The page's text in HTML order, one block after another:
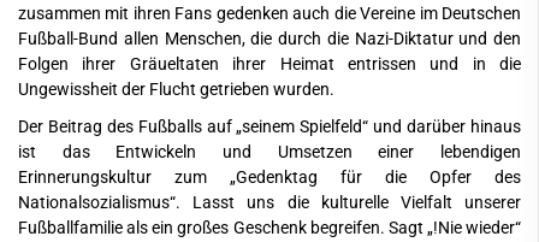
zusammen mit ihren Fans gedenken auch die Vereine im Deutschen
Fußball-Bund allen Menschen, die durch die Nazi-Diktatur und den
Folgen ihrer Gräueltaten ihrer Heimat entrissen und in die
Ungewissheit der Flucht getrieben wurden.
Der Beitrag des Fußballs auf „seinem Spielfeld“ und darüber hinaus
ist das Entwickeln und Umsetzen einer lebendigen
Erinnerungskultur zum „Gedenktag für die Opfer des
Nationalsozialismus“. Lasst uns die kulturelle Vielfalt unserer
Fußballfamilie als ein großes Geschenk begreifen. Sagt „!Nie wieder“